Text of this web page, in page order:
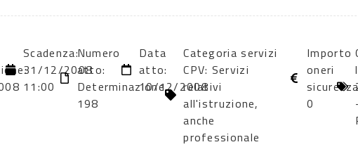
Scadenza:
31/12/2008
11:00
Numero
atto:
Determinazione
198
Data
atto:
10/12/2008
Categoria servizi
CPV: Servizi
relativi
all'istruzione,
anche
professionale
Importo
oneri
0